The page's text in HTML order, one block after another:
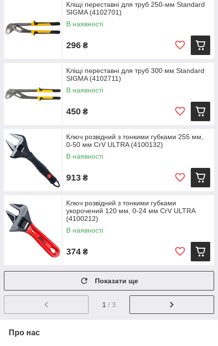
Кліщі переставні для труб 250-мм Standard
SIGMA (4102701)
В наявності
296 ₴
Кліщі переставні для труб 300 мм Standard
SIGMA (4102711)
В наявності
450 ₴
Ключ розвідний з тонкими губками 255 мм,
0-50 мм CrV ULTRA (4100132)
В наявності
913 ₴
Ключ розвідний з тонкими губками
укорочений 120 мм, 0-24 мм CrV ULTRA
(4100212)
В наявності
374 ₴
Показати ще
1 / 3
Про нас